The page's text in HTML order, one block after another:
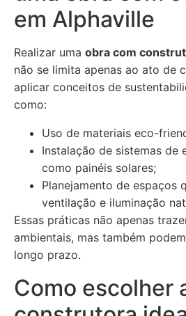
em Alphaville
Realizar uma obra com
não se limita apenas ao ato de
aplicar conceitos de
como:
Uso de materiais eco-
Instalação de sistemas de
como painéis solares;
Planejamento de espaços
ventilação e iluminação
Essas práticas não apenas
ambientais, mas também
longo prazo.
Como escolher